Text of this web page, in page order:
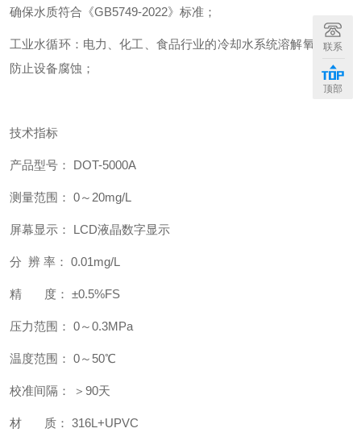
确保水质符合《GB5749-2022》标准；
工业水循环：电力、化工、食品行业的冷却水系统溶解氧控制，
防止设备腐蚀；
技术指标
产品型号： DOT-5000A
测量范围： 0～20mg/L
屏幕显示： LCD液晶数字显示
分 辨 率： 0.01mg/L
精 度： ±0.5%FS
压力范围： 0～0.3MPa
温度范围： 0～50℃
校准间隔： ＞90天
材 质： 316L+UPVC
联系
顶部